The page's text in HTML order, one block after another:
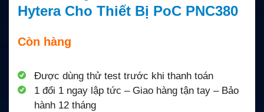
Hytera Cho Thiết Bị PoC PNC380
Còn hàng
Được dùng thử test trước khi thanh toán
1 đổi 1 ngay lập tức – Giao hàng tận tay – Bảo
hành 12 tháng